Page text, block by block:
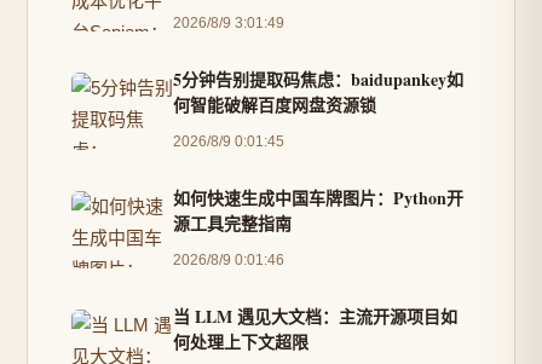
2026/8/9 3:01:49
5分钟告别提取码焦虑：baidupankey如
何智能破解百度网盘资源锁
2026/8/9 0:01:45
如何快速生成中国车牌图片：Python开
源工具完整指南
2026/8/9 0:01:46
当 LLM 遇见大文档：主流开源项目如
何处理上下文超限